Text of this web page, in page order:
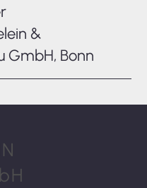
&
GmbH, Bonn